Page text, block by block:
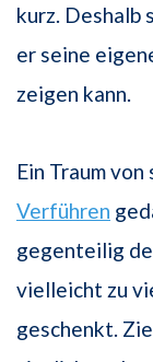
kurz. Deshalb
er seine
zeigen kann.
Ein Traum
Verführen
gegenteilig
vielleicht zu
geschenkt.